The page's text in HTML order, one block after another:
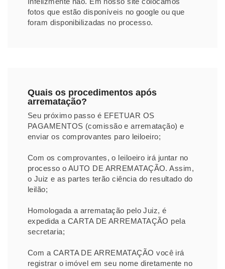
fotos que estão disponíveis no google ou que
foram disponibilizadas no processo.
Quais os procedimentos após
arrematação?
Seu próximo passo é EFETUAR OS
PAGAMENTOS (comissão e arrematação) e
enviar os comprovantes paro leiloeiro;
Com os comprovantes, o leiloeiro irá juntar no
processo o AUTO DE ARREMATAÇÃO. Assim,
o Juiz e as partes terão ciência do resultado do
leilão;
Homologada a arrematação pelo Juiz, é
expedida a CARTA DE ARREMATAÇÃO pela
secretaria;
Com a CARTA DE ARREMATAÇÃO você irá
registrar o imóvel em seu nome diretamente no